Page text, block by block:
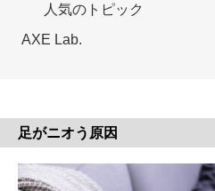
人気のトピック
AXE Lab.
足がニオう原因